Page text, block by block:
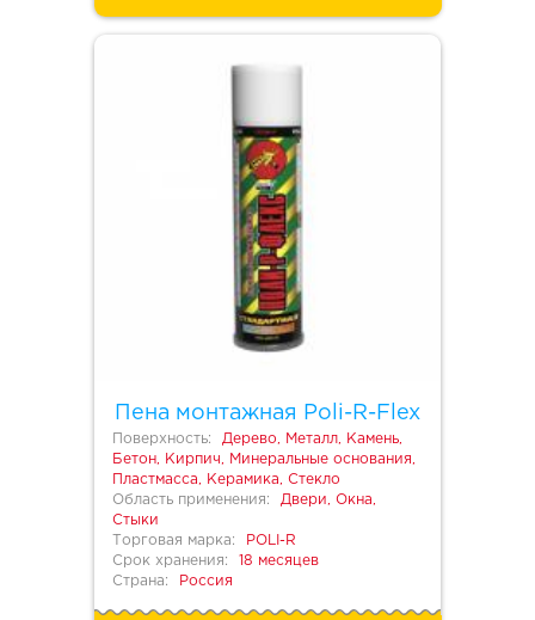
Пена монтажная Poli-R-Flex
Поверхность:
Дерево, Металл, Камень,
Бетон, Кирпич, Минеральные основания,
Пластмасса, Керамика, Стекло
Область применения:
Двери, Окна,
Стыки
Торговая марка:
POLI-R
Срок хранения:
18 месяцев
Страна:
Россия